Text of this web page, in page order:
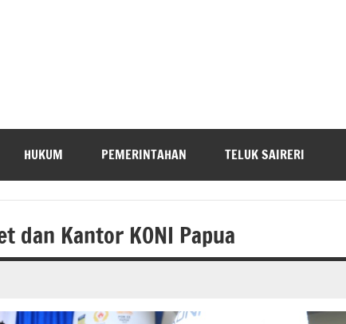
HUKUM PEMERINTAHAN TELUK SAIRERI
dan Kantor KONI Papua